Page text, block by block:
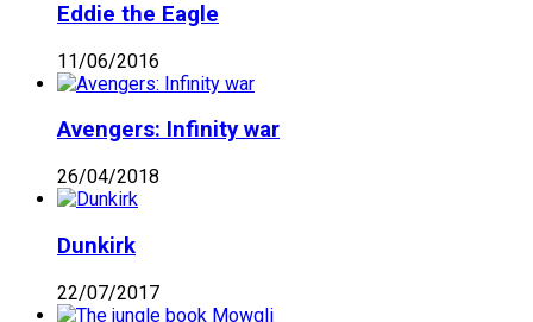
Eddie the Eagle
11/06/2016
Avengers: Infinity war
26/04/2018
Dunkirk
22/07/2017